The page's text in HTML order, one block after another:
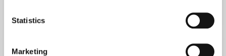
Statistics
Marketing